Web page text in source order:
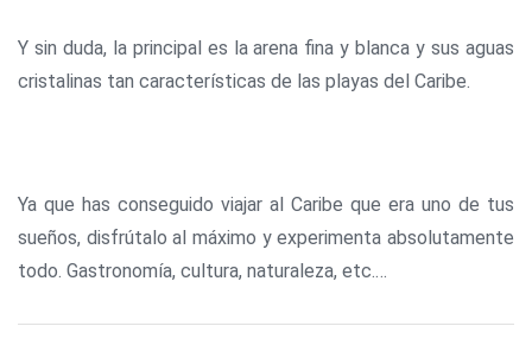
Y sin duda, la principal es la arena fina y blanca y sus aguas
cristalinas tan características de las playas del Caribe.
Ya que has conseguido viajar al Caribe que era uno de tus
sueños, disfrútalo al máximo y experimenta absolutamente
todo. Gastronomía, cultura, naturaleza, etc.…